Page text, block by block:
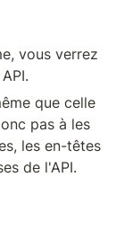
vous verrez
que celle
pas à les
les en-têtes
de l'API.